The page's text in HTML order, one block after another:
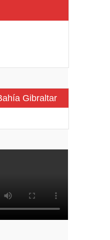
Gibraltar